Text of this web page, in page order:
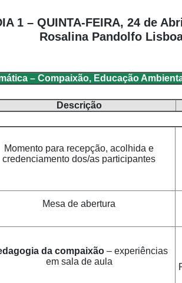
1 – QUINTA-FEIRA, 24 de
Rosalina Pandolfo
– Compaixão, Educação
Descrição
Momento para recepção, acolhida e
credenciamento dos/as participantes
Mesa de abertura
da compaixão– experiências
em sala de aula